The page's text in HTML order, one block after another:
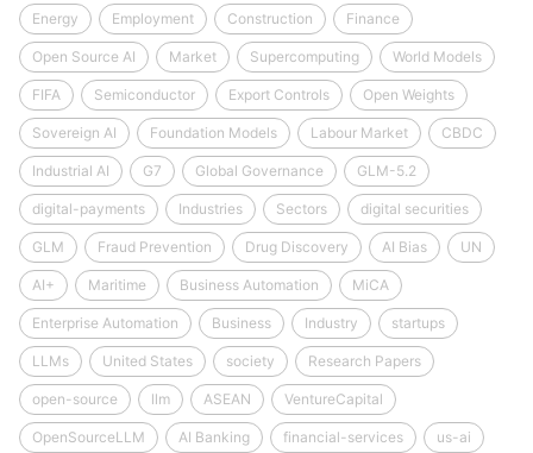
Energy Employment Construction Finance
Open Source AI Market Supercomputing World Models
FIFA Semiconductor Export Controls Open Weights
Sovereign AI Foundation Models Labour Market CBDC
Industrial AI G7 Global Governance GLM-5.2
digital-payments Industries Sectors digital securities
GLM Fraud Prevention Drug Discovery AI Bias UN
AI+ Maritime Business Automation MiCA
Enterprise Automation Business Industry startups
LLMs United States society Research Papers
open-source llm ASEAN VentureCapital
OpenSourceLLM AI Banking financial-services us-ai